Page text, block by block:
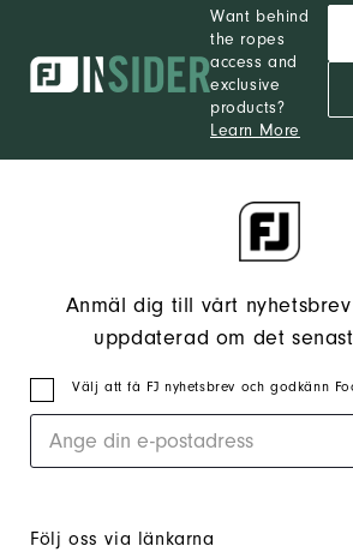
Want behind
the ropes
access and
exclusive
products?
Learn More
Anmäl dig till vårt
uppdaterad om det
Välj att få FJ nyhetsbrev och godkänn
Följ oss via länkarna